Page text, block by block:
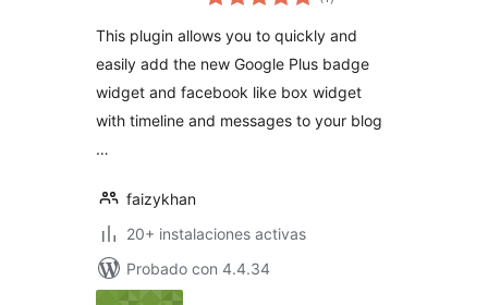
This plugin allows you to quickly and
easily add the new Google Plus badge
widget and facebook like box widget
with timeline and messages to your blog
…
faizykhan
20+ instalaciones activas
Probado con 4.4.34